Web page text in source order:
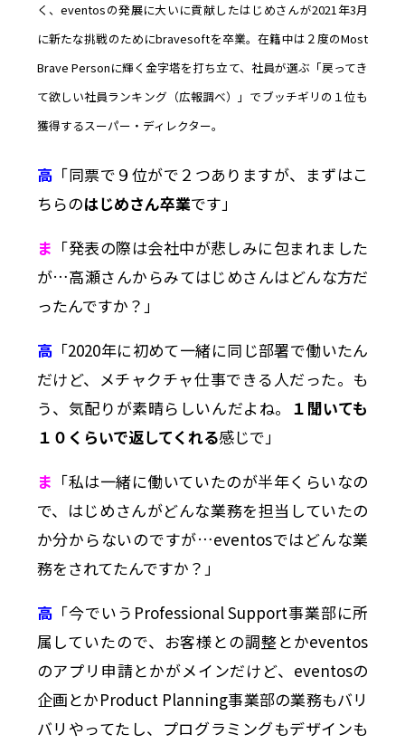
く、eventosの発展に大いに貢献したはじめさんが2021年3月
に新たな挑戦のためにbravesoftを卒業。在籍中は２度のMost
Brave Personに輝く金字塔を打ち立て、社員が選ぶ「戻ってき
て欲しい社員ランキング（広報調べ）」でブッチギリの１位も
獲得するスーパー・ディレクター。
高 「同票で９位がで２つありますが、まずはこ
ちらのはじめさん卒業です」
ま 「発表の際は会社中が悲しみに包まれました
が…高瀬さんからみてはじめさんはどんな方だ
ったんですか？」
高 「2020年に初めて一緒に同じ部署で働いたん
だけど、メチャクチャ仕事できる人だった。も
う、気配りが素晴らしいんだよね。 １聞いても
１０くらいで返してくれる感じで」
ま 「私は一緒に働いていたのが半年くらいなの
で、はじめさんがどんな業務を担当していたの
か分からないのですが…eventosではどんな業
務をされてたんですか？」
高 「今でいうProfessional Support事業部に所
属していたので、お客様との調整とかeventos
のアプリ申請とかがメインだけど、eventosの
企画とかProduct Planning事業部の業務もバリ
バリやってたし、プログラミングもデザインも